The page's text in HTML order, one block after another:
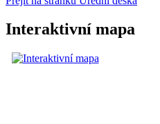
Interaktivní mapa